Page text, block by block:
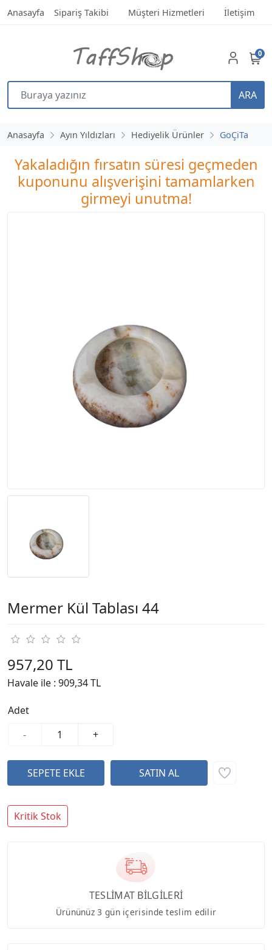
Anasayfa Sipariş Takibi Müşteri Hizmetleri İletişim
ARA
0
Anasayfa Ayın Yıldızları Hediyelik Ürünler GoÇiTa
Yakaladığın fırsatın süresi geçmeden
kuponunu alışverişini tamamlarken
girmeyi unutma!
Mermer Kül Tablası 44
957,20 TL
Havale ile : 909,34 TL
Adet
-
+
Kritik Stok
TESLİMAT BİLGİLERİ
Ürününüz 3 gün içerisinde teslim edilir